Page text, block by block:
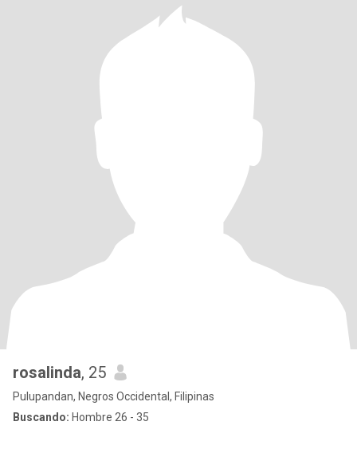
rosalinda, 25
Pulupandan, Negros Occidental, Filipinas
Buscando: Hombre 26 - 35